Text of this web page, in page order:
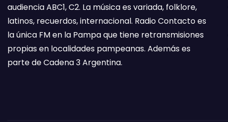
audiencia ABC1, C2. La música es variada, folklore,
latinos, recuerdos, internacional. Radio Contacto es
la única FM en la Pampa que tiene retransmisiones
propias en localidades pampeanas. Además es
parte de Cadena 3 Argentina.